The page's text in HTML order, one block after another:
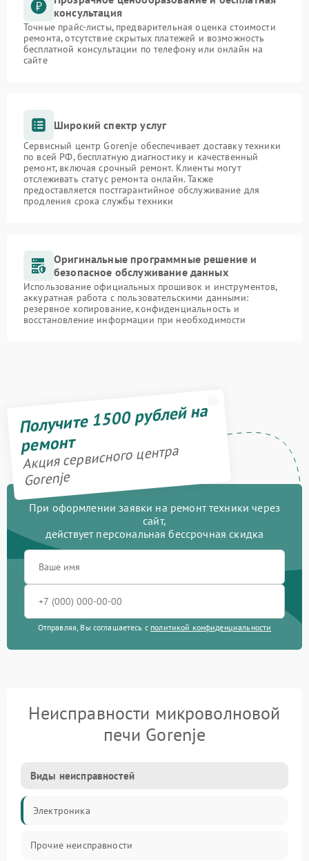
консультация
Точные прайс-листы, предварительная оценка стоимости
ремонта, отсутствие скрытых платежей и возможность
бесплатной консультации по телефону или онлайн на
сайте
Широкий спектр услуг
Сервисный центр Gorenje обеспечивает доставку техники
по всей РФ, бесплатную диагностику и качественный
ремонт, включая срочный ремонт. Клиенты могут
отслеживать статус ремонта онлайн. Также
предоставляется постгарантийное обслуживание для
продления срока службы техники
Оригинальные программные решение и
безопасное обслуживание данных
Использование официальных прошивок и инструментов,
аккуратная работа с пользовательскими данными:
резервное копирование, конфиденциальность и
восстановление информации при необходимости
Получите 1500 рублей на
ремонт
Акция сервисного центра
Gorenje
При оформлении заявки на ремонт техники через
сайт,
действует персональная бессрочная скидка
Отправляя, Вы соглашаетесь с политикой конфиденциальности
Неисправности микроволновой
печи Gorenje
Виды неисправностей
Электроника
Прочие неисправности